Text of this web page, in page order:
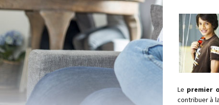
Le premier
contribuer à